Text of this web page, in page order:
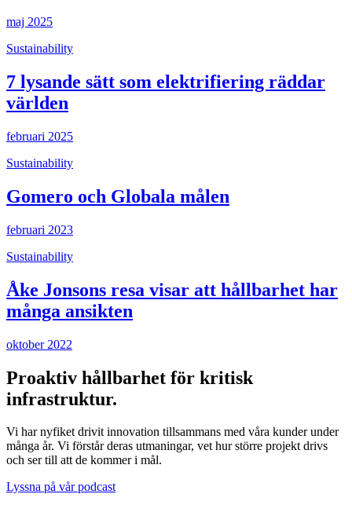
maj 2025
Sustainability
7 lysande sätt som elektrifiering räddar
världen
februari 2025
Sustainability
Gomero och Globala målen
februari 2023
Sustainability
Åke Jonsons resa visar att hållbarhet har
många ansikten
oktober 2022
Proaktiv hållbarhet för kritisk
infrastruktur.
Vi har nyfiket drivit innovation tillsammans med våra kunder under
många år. Vi förstår deras utmaningar, vet hur större projekt drivs
och ser till att de kommer i mål.
Lyssna på vår podcast